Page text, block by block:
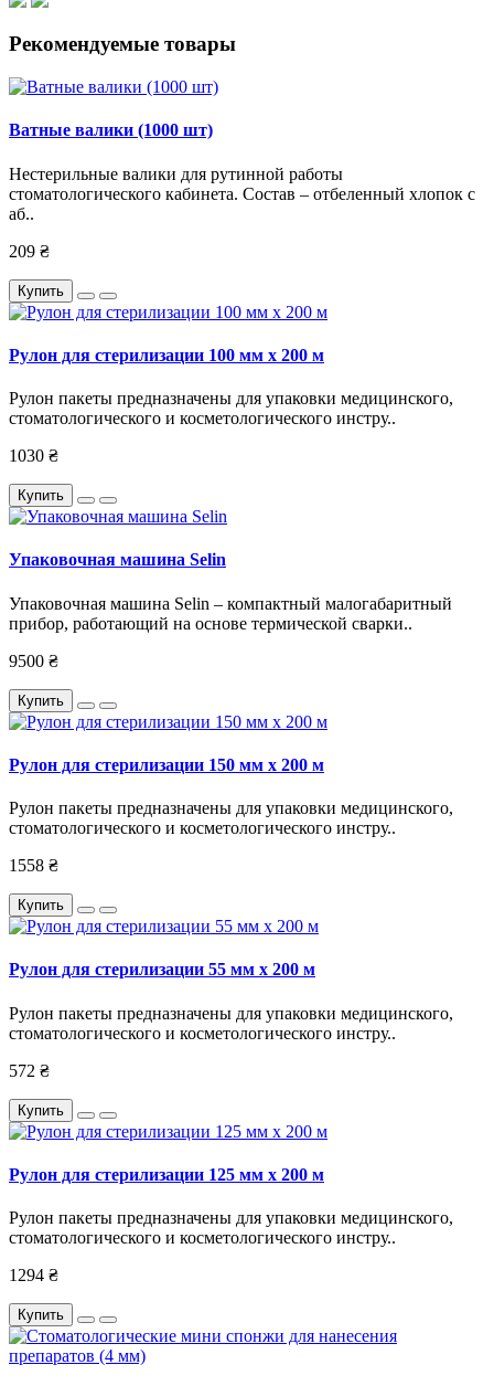
Рекомендуемые товары
Ватные валики (1000 шт)
Нестерильные валики для рутинной работы
стоматологического кабинета. Состав – отбеленный хлопок с
аб..
209 ₴
Купить
Рулон для стерилизации 100 мм х 200 м
Рулон пакеты предназначены для упаковки медицинского,
стоматологического и косметологического инстру..
1030 ₴
Купить
Упаковочная машина Selin
Упаковочная машина Selin – компактный малогабаритный
прибор, работающий на основе термической сварки..
9500 ₴
Купить
Рулон для стерилизации 150 мм х 200 м
Рулон пакеты предназначены для упаковки медицинского,
стоматологического и косметологического инстру..
1558 ₴
Купить
Рулон для стерилизации 55 мм х 200 м
Рулон пакеты предназначены для упаковки медицинского,
стоматологического и косметологического инстру..
572 ₴
Купить
Рулон для стерилизации 125 мм х 200 м
Рулон пакеты предназначены для упаковки медицинского,
стоматологического и косметологического инстру..
1294 ₴
Купить